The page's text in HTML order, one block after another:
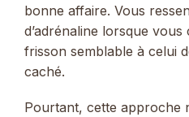
bonne affaire. Vous
d’adrénaline lorsque
frisson semblable à celui
caché.
Pourtant, cette approche